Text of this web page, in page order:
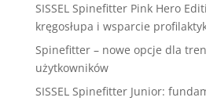
SISSEL Spinefitter Pink Hero
kręgosłupa i wsparcie
Spinefitter – nowe opcje dla
użytkowników
SISSEL Spinefitter Junior: